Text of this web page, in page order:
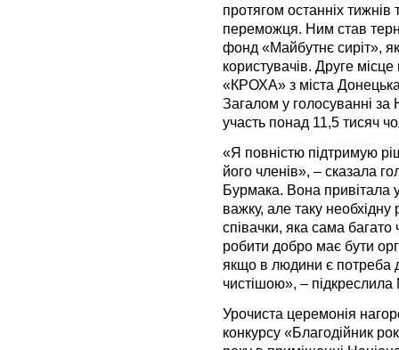
протягом останніх тижнів
переможця. Ним став
фонд «Майбутнє сиріт»,
користувачів. Друге
«КРОХА» з міста
Загалом у голосуванні
участь понад 11,5 тисяч
«Я повністю підтримую
його членів», – сказала
Бурмака. Вона привітала
важку, але таку
співачки, яка сама багато
робити добро має бути
якщо в людини є потреба
чистішою», –
Урочиста церемонія
конкурсу «Благодійник